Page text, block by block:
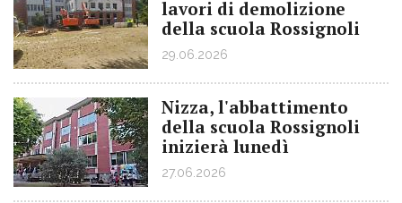
lavori di demolizione
della scuola Rossignoli
29.06.2026
Nizza, l'abbattimento
della scuola Rossignoli
inizierà lunedì
27.06.2026